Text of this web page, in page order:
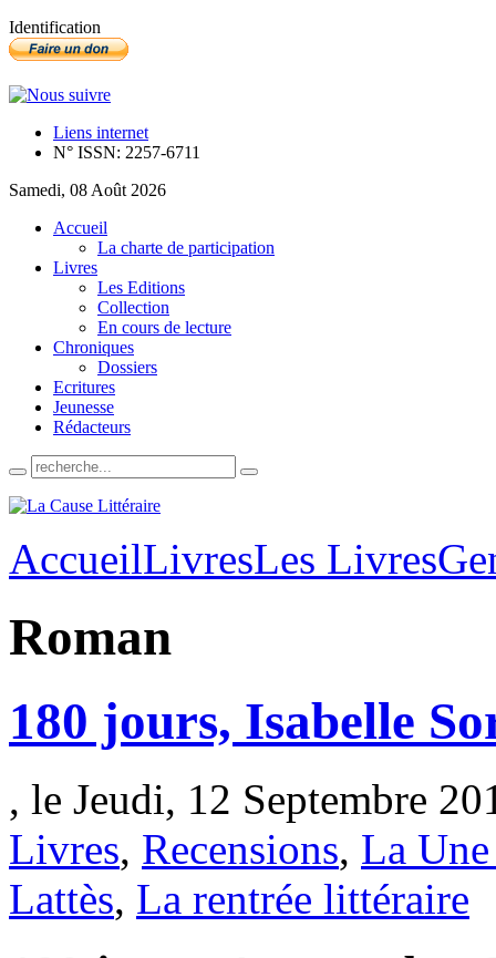
Identification
Liens internet
N° ISSN: 2257-6711
Samedi, 08 Août 2026
Accueil
La charte de participation
Livres
Les Editions
Collection
En cours de lecture
Chroniques
Dossiers
Ecritures
Jeunesse
Rédacteurs
AccueilLivresLes Livres
Roman
180 jours, Isabelle
, le Jeudi, 12 Septembre
Livres, Recensions, La
Lattès, La rentrée littéraire